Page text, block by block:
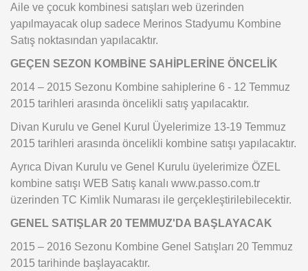
Aile ve çocuk kombinesi satışları web üzerinden
yapılmayacak olup sadece Merinos Stadyumu Kombine
Satış noktasından yapılacaktır.
GEÇEN SEZON KOMBİNE SAHİPLERİNE ÖNCELİK
2014 – 2015 Sezonu Kombine sahiplerine 6 - 12 Temmuz
2015 tarihleri arasında öncelikli satış yapılacaktır.
Divan Kurulu ve Genel Kurul Üyelerimize 13-19 Temmuz
2015 tarihleri arasında öncelikli kombine satışı yapılacaktır.
Ayrıca Divan Kurulu ve Genel Kurulu üyelerimize ÖZEL
kombine satışı WEB Satış kanalı www.passo.com.tr
üzerinden TC Kimlik Numarası ile gerçekleştirilebilecektir.
GENEL SATIŞLAR 20 TEMMUZ'DA BAŞLAYACAK
2015 – 2016 Sezonu Kombine Genel Satışları 20 Temmuz
2015 tarihinde başlayacaktır.